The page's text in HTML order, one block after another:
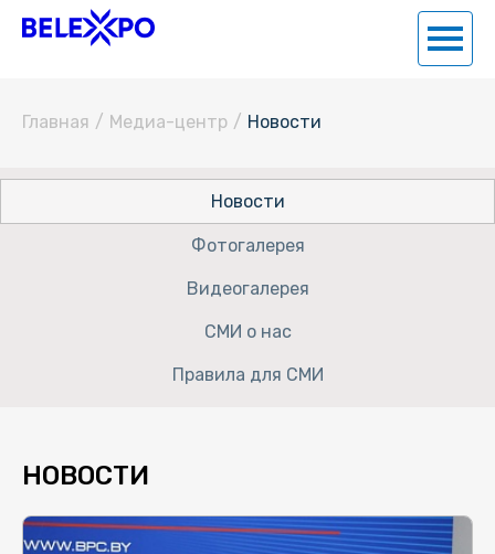
Главная / Медиа-центр / Новости
Новости
Фотогалерея
Видеогалерея
СМИ о нас
Правила для СМИ
НОВОСТИ